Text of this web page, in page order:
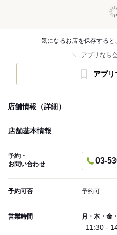
気になるお店を保存すると
アプリなら
アプリ
店舗情報（詳細）
店舗基本情報
予約・
お問い合わせ
03-
予約可否 予約可
営業時間 月・木・金
11:30 -